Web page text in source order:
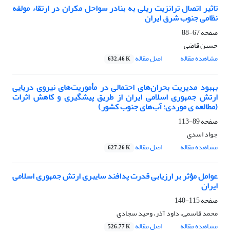
تاثیر اتصال ترانزیت ریلی به بنادر سواحل مکران در ارتقاء مولفه
نظامی جنوب شرق ایران
صفحه67-88
حسین قاضی
مشاهده مقاله
اصل مقاله 632.46 K
بهبود مدیریت بحران‌های احتمالی در مأموریت‌های نیروی دریایی
ارتش جمهوری اسلامی ایران از طریق پیشگیری و کاهش اثرات
(مطالعه ی موردی: آب‌های جنوب کشور)
صفحه89-113
جواد اسدی
مشاهده مقاله
اصل مقاله 627.26 K
عوامل مؤثر بر ارزیابی قدرت پدافند سایبری ارتش جمهوری اسلامی
ایران
صفحه115-140
محمد قاسمی، داود آذر، وحید سجادی
مشاهده مقاله
اصل مقاله 526.77 K